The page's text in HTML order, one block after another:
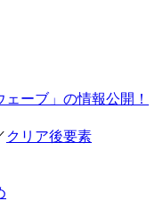
ーブ」の情報公開！
クリア後要素